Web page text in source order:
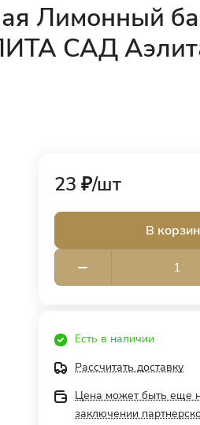
Лимонный
САД
23 ₽/шт
В
Есть в наличии
Рассчитать доставку
Цена может быть еще
заключении